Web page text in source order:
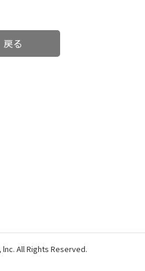
戻る
All Rights Reserved.